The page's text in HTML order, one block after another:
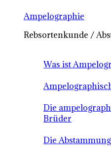
Ampelographie
Rebsortenkunde /
Was ist
Die
Brüder
Die